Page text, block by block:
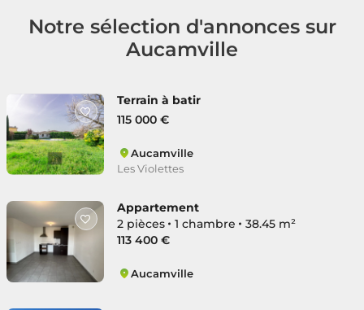
Notre sélection d'annonces sur
Aucamville
Terrain à batir
115 000 €
Aucamville
Les Violettes
Appartement
2 pièces
1 chambre
38.45 m²
113 400 €
Aucamville